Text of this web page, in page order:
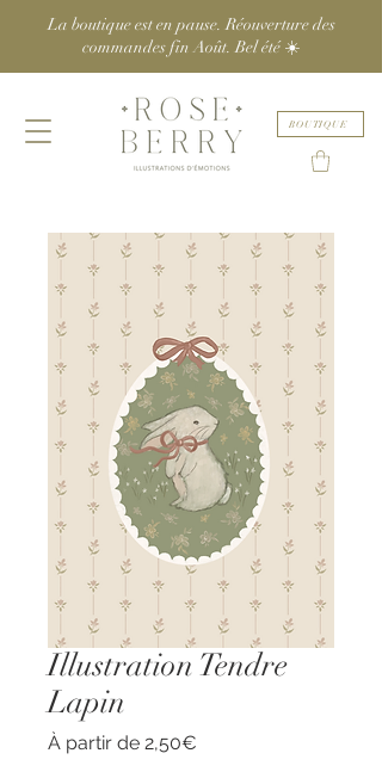
BOUTIQUE
La boutique est en pause. Réouverture des
commandes fin Août. Bel été ☀️
Illustration Tendre
Lapin
À partir de 2,50€